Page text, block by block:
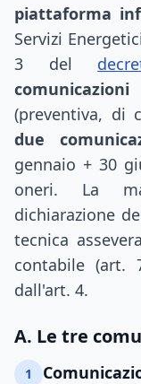
piattaforma
Servizi
3 del
(preventiva, di
due
gennaio + 30
oneri. La
dichiarazione
tecnica
contabile (art.
dall'art. 4.
A. Le tre
1